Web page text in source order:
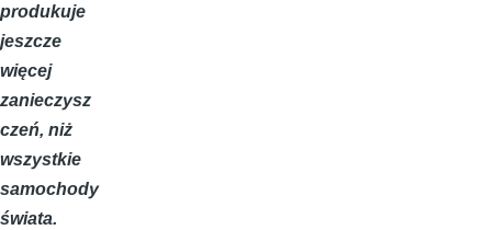
produkuje
jeszcze
więcej
zanieczysz
czeń, niż
wszystkie
samochody
świata.